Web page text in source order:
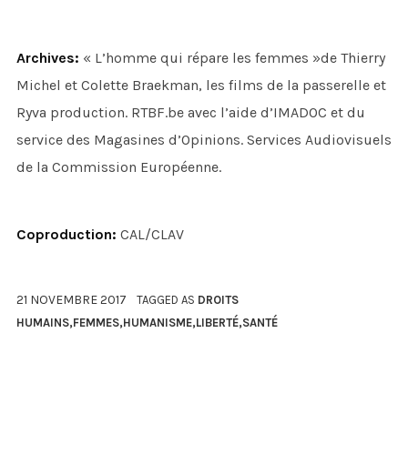
Archives: « L’homme qui répare les femmes »de Thierry
Michel et Colette Braekman, les films de la passerelle et
Ryva production. RTBF.be avec l’aide d’IMADOC et du
service des Magasines d’Opinions. Services Audiovisuels
de la Commission Européenne.
Coproduction: CAL/CLAV
21 NOVEMBRE 2017 TAGGED AS DROITS
HUMAINS,FEMMES,HUMANISME,LIBERTÉ,SANTÉ